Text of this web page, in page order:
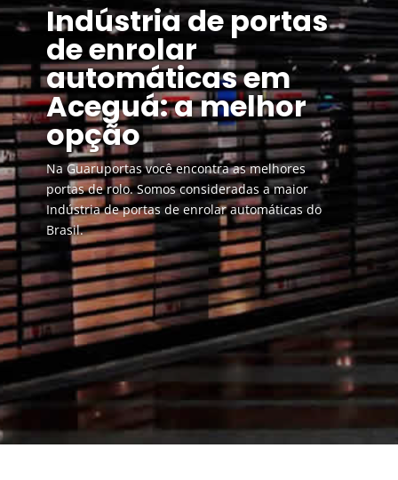
Indústria de portas
de enrolar
automáticas em
Aceguá: a melhor
opção
Na Guaruportas você encontra as melhores
portas de rolo. Somos consideradas a maior
Indústria de portas de enrolar automáticas do
Brasil.